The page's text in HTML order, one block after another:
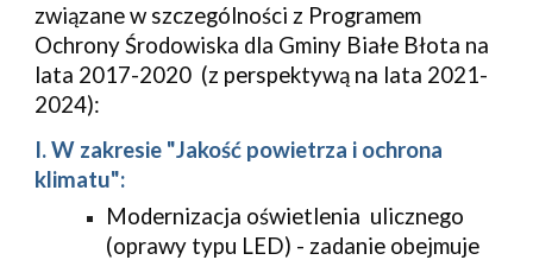
związane w szczególności z Programem
Ochrony Środowiska dla Gminy Białe Błota na
lata 2017-2020  (z perspektywą na lata 2021-
2024):
I. W zakresie "Jakość powietrza i ochrona
klimatu":
Modernizacja oświetlenia  ulicznego
(oprawy typu LED) - zadanie obejmuje